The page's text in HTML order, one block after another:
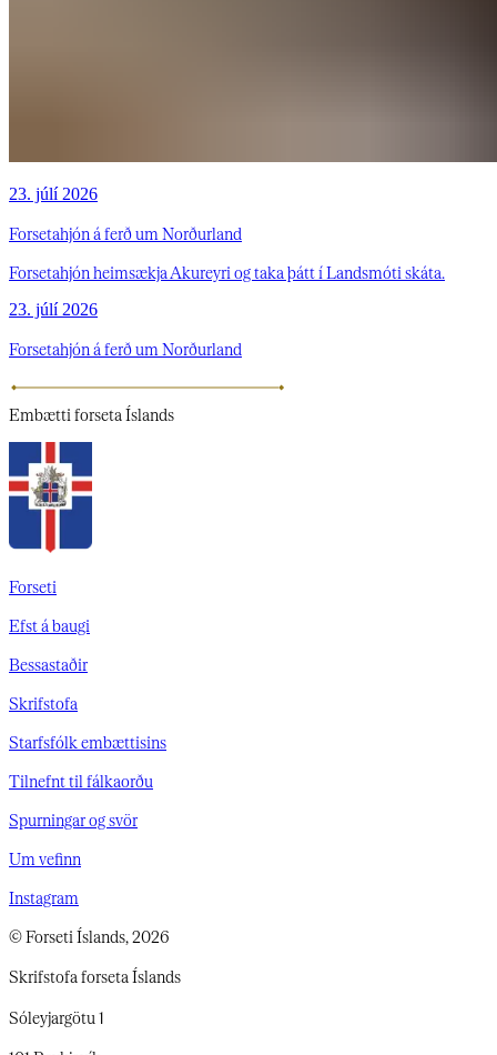
23. júlí 2026
Forsetahjón á ferð um Norðurland
Forsetahjón heimsækja Akureyri og taka þátt í Landsmóti skáta.
23. júlí 2026
Forsetahjón á ferð um Norðurland
Embætti forseta Íslands
Forseti
Efst á baugi
Bessastaðir
Skrifstofa
Starfsfólk embættisins
Tilnefnt til fálkaorðu
Spurningar og svör
Um vefinn
Instagram
© Forseti Íslands, 2026
Skrifstofa forseta Íslands
Sóleyjargötu 1